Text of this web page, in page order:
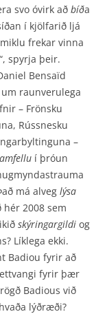
svo óvirk að bíða
í kjölfarið ljá
frekar vinna
spyrja þeir.
Bensaïd
raunverulega
– Frönsku
Rússnesku
–
í þróun
má alveg lýsa
2008 sem
skýringargildi og
Líklega ekki.
Badiou fyrir að
fyrir þær
Badious við
lýðræði?